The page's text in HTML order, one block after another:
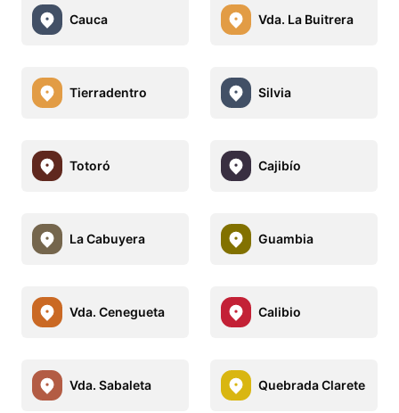
Cauca Vda. La Buitrera
Tierradentro Silvia
Totoró Cajibío
La Cabuyera Guambia
Vda. Cenegueta Calibio
Vda. Sabaleta Quebrada Clarete